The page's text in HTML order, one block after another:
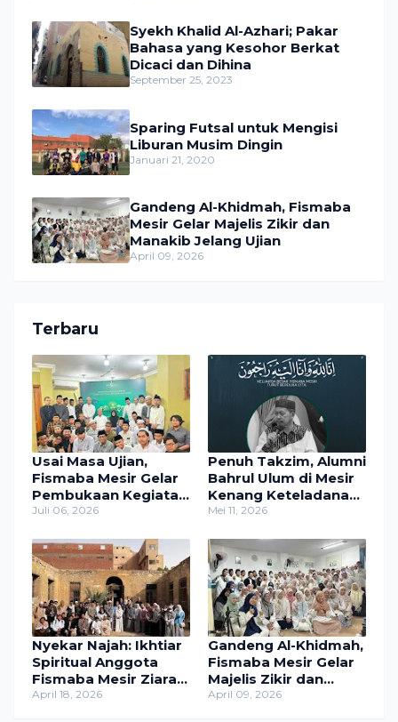
Syekh Khalid Al-Azhari; Pakar
Bahasa yang Kesohor Berkat
Dicaci dan Dihina
September 25, 2023
Sparing Futsal untuk Mengisi
Liburan Musim Dingin
Januari 21, 2020
Gandeng Al-Khidmah, Fismaba
Mesir Gelar Majelis Zikir dan
Manakib Jelang Ujian
April 09, 2026
Terbaru
Usai Masa Ujian,
Fismaba Mesir Gelar
Pembukaan Kegiatan
Bersama Pengasuh
Ulum
Juli 06, 2026
Penuh Takzim, Alumni
Bahrul Ulum di Mesir
Kenang Keteladanan
K.H. Fadhlullah Malik
Mei 11, 2026
Nyekar Najah: Ikhtiar
Spiritual Anggota
Fismaba Mesir Ziarahi
Makam Ulama Jelang
April 18, 2026
Gandeng Al-Khidmah,
Fismaba Mesir Gelar
Majelis Zikir dan
Manakib Jelang Ujian
April 09, 2026